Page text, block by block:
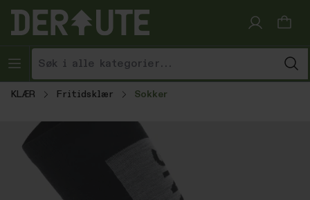
Hopp til innhold
KLÆR Fritidsklær Sokker
Hopp over bildegalleri